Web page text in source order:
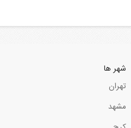
شهر ها
تهران
مشهد